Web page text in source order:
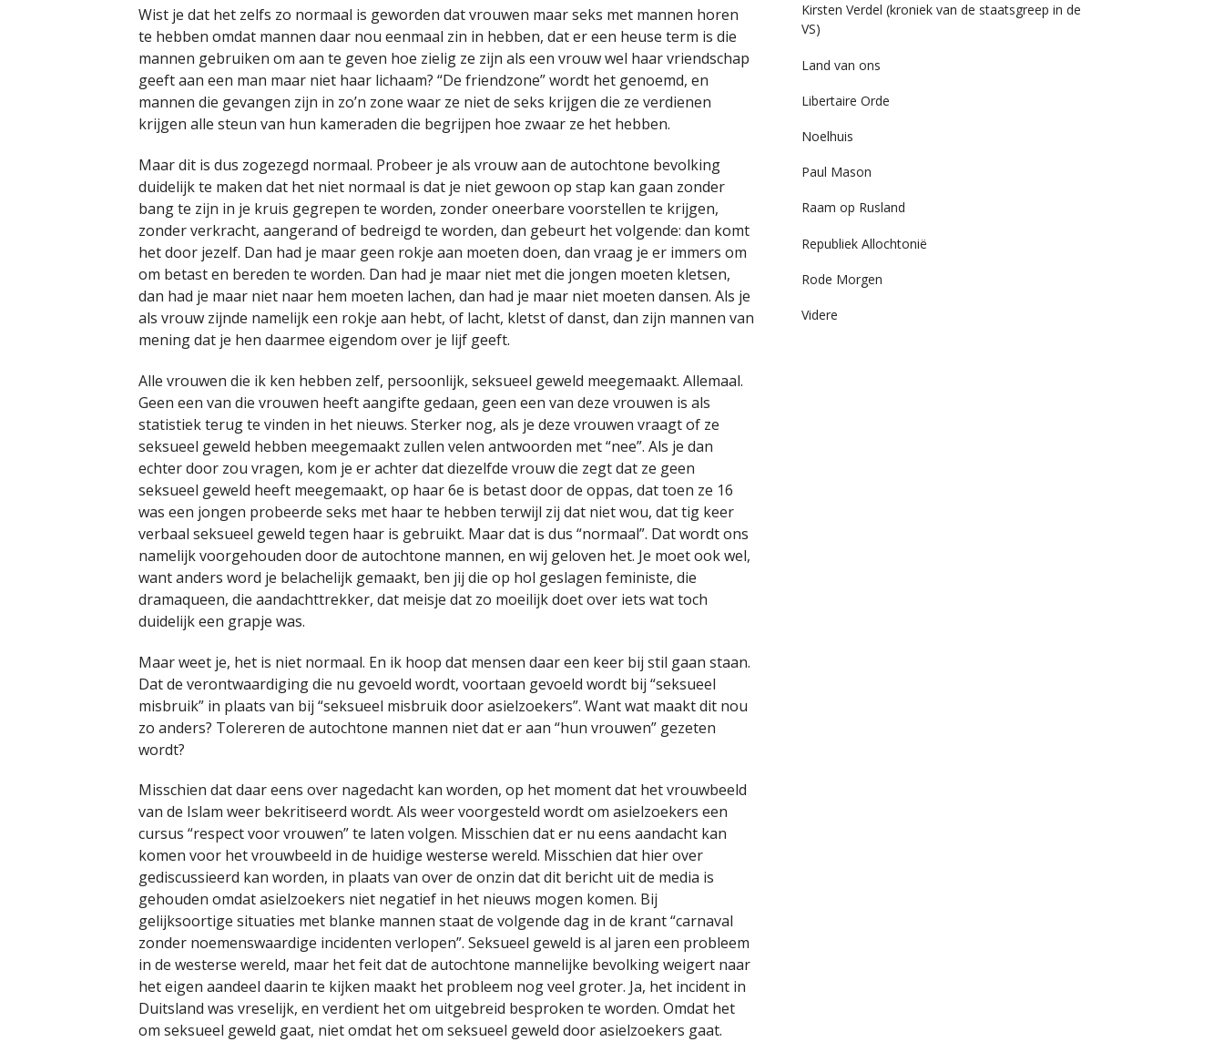
Wist je dat het zelfs zo normaal is geworden dat vrouwen maar seks met mannen horen
te hebben omdat mannen daar nou eenmaal zin in hebben, dat er een heuse term is die
mannen gebruiken om aan te geven hoe zielig ze zijn als een vrouw wel haar vriendschap
geeft aan een man maar niet haar lichaam? “De friendzone” wordt het genoemd, en
mannen die gevangen zijn in zo’n zone waar ze niet de seks krijgen die ze verdienen
krijgen alle steun van hun kameraden die begrijpen hoe zwaar ze het hebben.
Maar dit is dus zogezegd normaal. Probeer je als vrouw aan de autochtone bevolking
duidelijk te maken dat het niet normaal is dat je niet gewoon op stap kan gaan zonder
bang te zijn in je kruis gegrepen te worden, zonder oneerbare voorstellen te krijgen,
zonder verkracht, aangerand of bedreigd te worden, dan gebeurt het volgende: dan komt
het door jezelf. Dan had je maar geen rokje aan moeten doen, dan vraag je er immers om
om betast en bereden te worden. Dan had je maar niet met die jongen moeten kletsen,
dan had je maar niet naar hem moeten lachen, dan had je maar niet moeten dansen. Als je
als vrouw zijnde namelijk een rokje aan hebt, of lacht, kletst of danst, dan zijn mannen van
mening dat je hen daarmee eigendom over je lijf geeft.
Alle vrouwen die ik ken hebben zelf, persoonlijk, seksueel geweld meegemaakt. Allemaal.
Geen een van die vrouwen heeft aangifte gedaan, geen een van deze vrouwen is als
statistiek terug te vinden in het nieuws. Sterker nog, als je deze vrouwen vraagt of ze
seksueel geweld hebben meegemaakt zullen velen antwoorden met “nee”. Als je dan
echter door zou vragen, kom je er achter dat diezelfde vrouw die zegt dat ze geen
seksueel geweld heeft meegemaakt, op haar 6e is betast door de oppas, dat toen ze 16
was een jongen probeerde seks met haar te hebben terwijl zij dat niet wou, dat tig keer
verbaal seksueel geweld tegen haar is gebruikt. Maar dat is dus “normaal”. Dat wordt ons
namelijk voorgehouden door de autochtone mannen, en wij geloven het. Je moet ook wel,
want anders word je belachelijk gemaakt, ben jij die op hol geslagen feministe, die
dramaqueen, die aandachttrekker, dat meisje dat zo moeilijk doet over iets wat toch
duidelijk een grapje was.
Maar weet je, het is niet normaal. En ik hoop dat mensen daar een keer bij stil gaan staan.
Dat de verontwaardiging die nu gevoeld wordt, voortaan gevoeld wordt bij “seksueel
misbruik” in plaats van bij “seksueel misbruik door asielzoekers”. Want wat maakt dit nou
zo anders? Tolereren de autochtone mannen niet dat er aan “hun vrouwen” gezeten
wordt?
Misschien dat daar eens over nagedacht kan worden, op het moment dat het vrouwbeeld
van de Islam weer bekritiseerd wordt. Als weer voorgesteld wordt om asielzoekers een
cursus “respect voor vrouwen” te laten volgen. Misschien dat er nu eens aandacht kan
komen voor het vrouwbeeld in de huidige westerse wereld. Misschien dat hier over
gediscussieerd kan worden, in plaats van over de onzin dat dit bericht uit de media is
gehouden omdat asielzoekers niet negatief in het nieuws mogen komen. Bij
gelijksoortige situaties met blanke mannen staat de volgende dag in de krant “carnaval
zonder noemenswaardige incidenten verlopen”. Seksueel geweld is al jaren een probleem
in de westerse wereld, maar het feit dat de autochtone mannelijke bevolking weigert naar
het eigen aandeel daarin te kijken maakt het probleem nog veel groter. Ja, het incident in
Duitsland was vreselijk, en verdient het om uitgebreid besproken te worden. Omdat het
om seksueel geweld gaat, niet omdat het om seksueel geweld door asielzoekers gaat.
Kirsten Verdel (kroniek van de staatsgreep in de
VS)
Land van ons
Libertaire Orde
Noelhuis
Paul Mason
Raam op Rusland
Republiek Allochtonië
Rode Morgen
Videre